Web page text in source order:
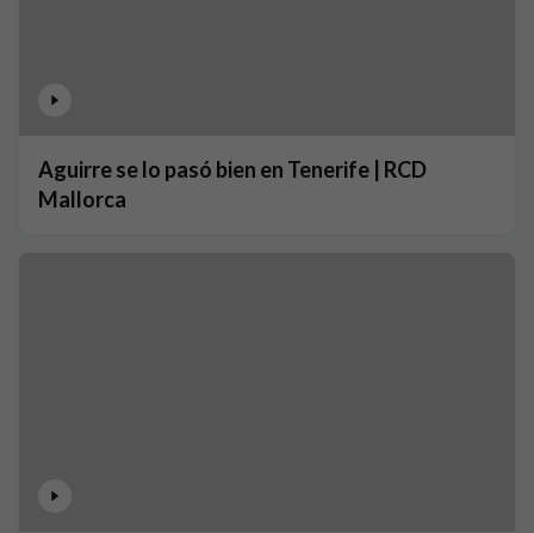
Aguirre se lo pasó bien en Tenerife | RCD
Mallorca